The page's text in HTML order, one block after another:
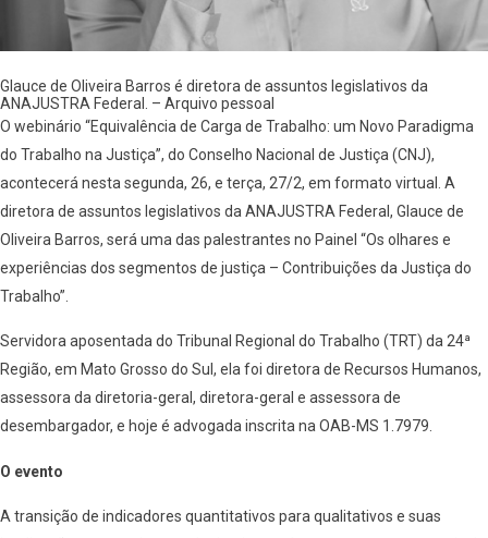
Glauce de Oliveira Barros é diretora de assuntos legislativos da
ANAJUSTRA Federal. – Arquivo pessoal
O webinário “Equivalência de Carga de Trabalho: um Novo Paradigma
do Trabalho na Justiça”, do Conselho Nacional de Justiça (CNJ),
acontecerá nesta segunda, 26, e terça, 27/2, em formato virtual. A
diretora de assuntos legislativos da ANAJUSTRA Federal, Glauce de
Oliveira Barros, será uma das palestrantes no Painel “Os olhares e
experiências dos segmentos de justiça – Contribuições da Justiça do
Trabalho”.
Servidora aposentada do Tribunal Regional do Trabalho (TRT) da 24ª
Região, em Mato Grosso do Sul, ela foi diretora de Recursos Humanos,
assessora da diretoria-geral, diretora-geral e assessora de
desembargador, e hoje é advogada inscrita na OAB-MS 1.7979.
O evento
A transição de indicadores quantitativos para qualitativos e suas